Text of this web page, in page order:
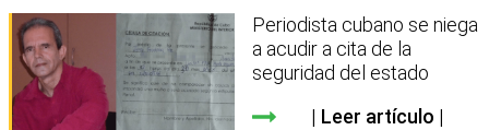
Periodista cubano se niega
a acudir a cita de la
seguridad del estado
Leer artículo